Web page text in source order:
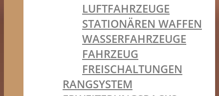
LUFTFAHRZEUGE
STATIONÄREN WAFFEN
WASSERFAHRZEUGE
FAHRZEUG
FREISCHALTUNGEN
RANGSYSTEM